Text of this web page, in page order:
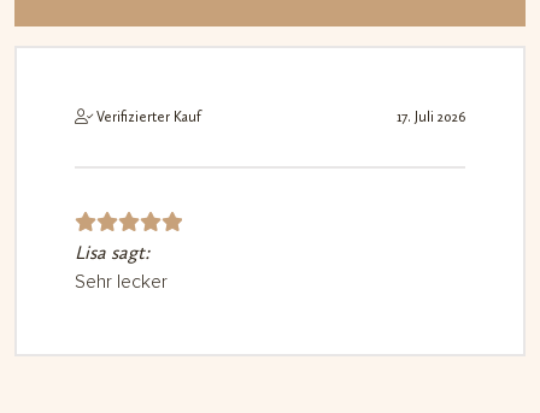
Verifizierter Kauf 17. Juli 2026
Bewerte
t mit5
Lisa sagt:
Sehr lecker